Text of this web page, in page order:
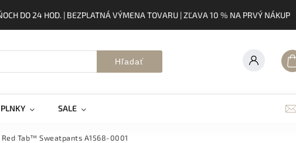
DO 24 HOD. | BEZPLATNÁ VÝMENA TOVARU | ZĽAVA 10 % NA PRVÝ NÁKUP
Hľadať
SALE
Tab™ Sweatpants A1568-0001